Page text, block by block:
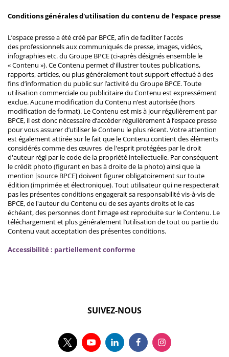
Conditions générales d'utilisation du contenu de l’espace presse
L’espace presse a été créé par BPCE, afin de faciliter l'accès
des professionnels aux communiqués de presse, images, vidéos,
infographies etc. du Groupe BPCE (ci-après désignés ensemble le
« Contenu »). Ce Contenu permet d'illustrer toutes publications,
rapports, articles, ou plus généralement tout support effectué à des
fins d’information du public sur l’activité du Groupe BPCE. Toute
utilisation commerciale ou publicitaire du Contenu est expressément
exclue. Aucune modification du Contenu n’est autorisée (hors
modification de format). Le Contenu est mis à jour régulièrement par
BPCE, il est donc nécessaire d’accéder régulièrement à l’espace presse
pour vous assurer d’utiliser le Contenu le plus récent. Votre attention
est également attirée sur le fait que le Contenu contient des éléments
considérés comme des œuvres de l'esprit protégées par le droit
d'auteur régi par le code de la propriété intellectuelle. Par conséquent
le crédit photo (figurant en bas à droite de la photo) ainsi que la
mention [source BPCE] doivent figurer obligatoirement sur toute
édition (imprimée et électronique). Tout utilisateur qui ne respecterait
pas les présentes conditions engagerait sa responsabilité vis-à-vis de
BPCE, de l'auteur du Contenu ou de ses ayants droits et le cas
échéant, des personnes dont l’image est reproduite sur le Contenu. Le
téléchargement et plus généralement l’utilisation de tout ou partie du
Contenu vaut acceptation des présentes conditions.
Accessibilité : partiellement conforme
SUIVEZ-NOUS